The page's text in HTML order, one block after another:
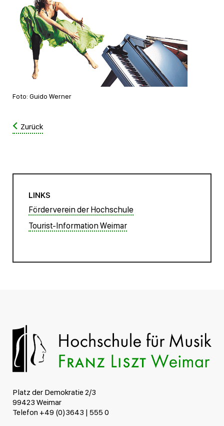
Foto: Guido Werner
Zurück
LINKS
Förderverein der Hochschule
Tourist-Information Weimar
Platz der Demokratie 2/3
99423 Weimar
Telefon +49 (0)3643 | 555 0